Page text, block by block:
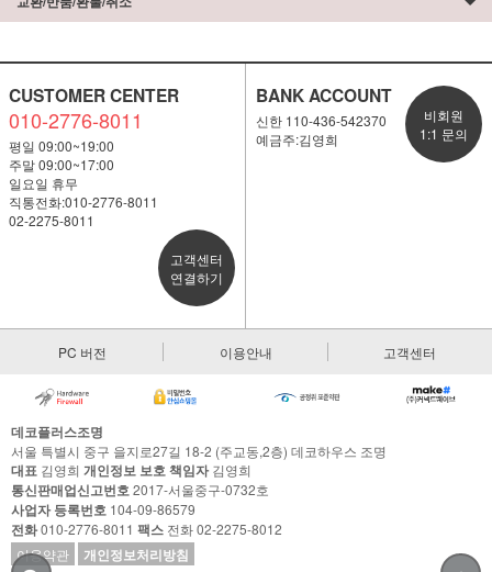
CUSTOMER CENTER
010-2776-8011
평일 09:00~19:00
주말 09:00~17:00
일요일 휴무
직통전화:010-2776-8011
02-2275-8011
고객센터
연결하기
BANK ACCOUNT
신한 110-436-542370
예금주:김영희
비회원
1:1 문의
PC 버전 이용안내 고객센터
데코플러스조명
서울 특별시 중구 을지로27길 18-2 (주교동,2층) 데코하우스 조명
대표 김영희 개인정보 보호 책임자김영희
통신판매업신고번호2017-서울중구-0732호
사업자 등록번호 104-09-86579
전화010-2776-8011 팩스 전화 02-2275-8012
이용약관
개인정보처리방침